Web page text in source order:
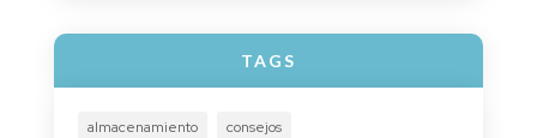
TAGS
almacenamiento
consejos